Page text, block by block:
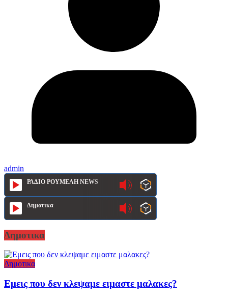
admin
ΡΑΔΙΟ ΡΟΥΜΕΛΗ NEWS
Δημοτικα
Δημοτικα
Δημοτικα
Εμεις που δεν κλεψαμε ειμαστε μαλακες?